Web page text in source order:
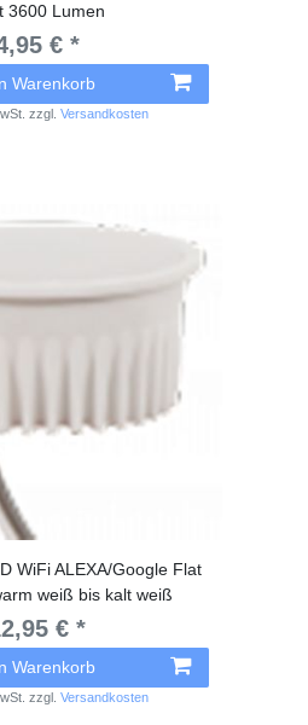
3600 Lumen
€ *
Warenkorb
zzgl.Versandkosten
WiFi ALEXA/Google Flat
weiß bis kalt weiß
€ *
Warenkorb
zzgl.Versandkosten